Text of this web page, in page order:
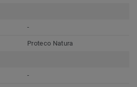
-
Proteco Natura
-